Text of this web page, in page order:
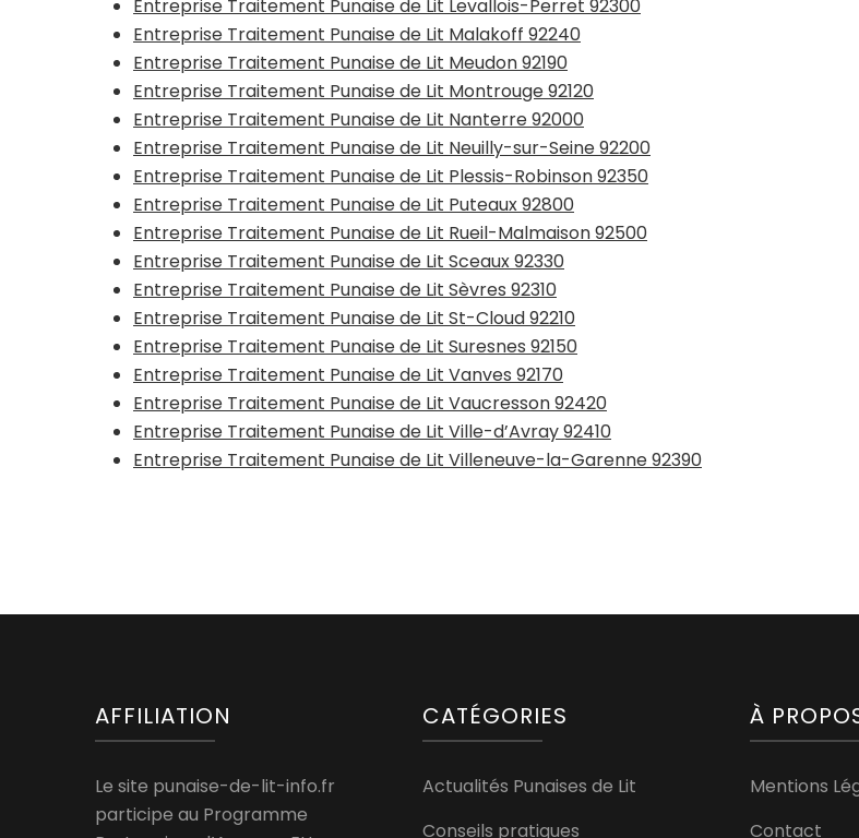
Entreprise Traitement Punaise de Lit Levallois-Perret 92300
Entreprise Traitement Punaise de Lit Malakoff 92240
Entreprise Traitement Punaise de Lit Meudon 92190
Entreprise Traitement Punaise de Lit Montrouge 92120
Entreprise Traitement Punaise de Lit Nanterre 92000
Entreprise Traitement Punaise de Lit Neuilly-sur-Seine 92200
Entreprise Traitement Punaise de Lit Plessis-Robinson 92350
Entreprise Traitement Punaise de Lit Puteaux 92800
Entreprise Traitement Punaise de Lit Rueil-Malmaison 92500
Entreprise Traitement Punaise de Lit Sceaux 92330
Entreprise Traitement Punaise de Lit Sèvres 92310
Entreprise Traitement Punaise de Lit St-Cloud 92210
Entreprise Traitement Punaise de Lit Suresnes 92150
Entreprise Traitement Punaise de Lit Vanves 92170
Entreprise Traitement Punaise de Lit Vaucresson 92420
Entreprise Traitement Punaise de Lit Ville-d’Avray 92410
Entreprise Traitement Punaise de Lit Villeneuve-la-Garenne 92390
AFFILIATION
Le site punaise-de-lit-info.fr
participe au Programme
CATÉGORIES
Actualités Punaises de Lit
Conseils pratiques
À
Mentions
Contact